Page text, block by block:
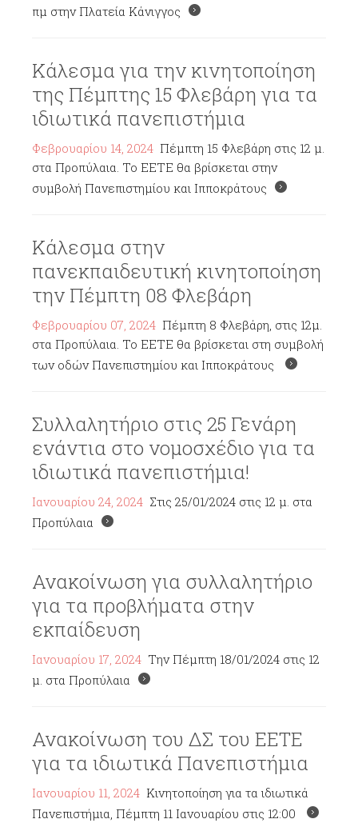
πμ στην Πλατεία Κάνιγγος
Κάλεσμα για την κινητοποίηση
της Πέμπτης 15 Φλεβάρη για τα
ιδιωτικά πανεπιστήμια
Φεβρουαρίου 14, 2024 Πέμπτη 15 Φλεβάρη στις 12 μ.
στα Προπύλαια. Το ΕΕΤΕ θα βρίσκεται στην
συμβολή Πανεπιστημίου και Ιπποκράτους
Κάλεσμα στην
πανεκπαιδευτική κινητοποίηση
την Πέμπτη 08 Φλεβάρη
Φεβρουαρίου 07, 2024 Πέμπτη 8 Φλεβάρη, στις 12μ.
στα Προπύλαια. Το ΕΕΤΕ θα βρίσκεται στη συμβολή
των οδών Πανεπιστημίου και Ιπποκράτους
Συλλαλητήριο στις 25 Γενάρη
ενάντια στο νομοσχέδιο για τα
ιδιωτικά πανεπιστήμια!
Ιανουαρίου 24, 2024 Στις 25/01/2024 στις 12 μ. στα
Προπύλαια
Ανακοίνωση για συλλαλητήριο
για τα προβλήματα στην
εκπαίδευση
Ιανουαρίου 17, 2024 Την Πέμπτη 18/01/2024 στις 12
μ. στα Προπύλαια
Ανακοίνωση του ΔΣ του ΕΕΤΕ
για τα ιδιωτικά Πανεπιστήμια
Ιανουαρίου 11, 2024 Κινητοποίηση για τα ιδιωτικά
Πανεπιστήμια, Πέμπτη 11 Ιανουαρίου στις 12:00